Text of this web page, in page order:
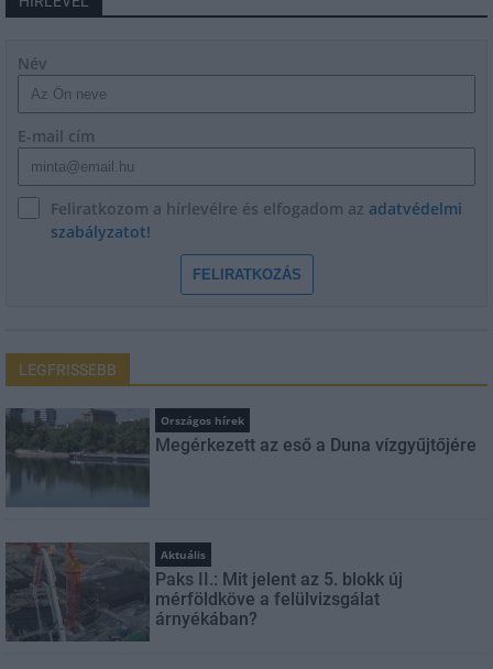
Név
E-mail cím
Feliratkozom a hírlevélre és elfogadom az adatvédelmi
szabályzatot!
FELIRATKOZÁS
LEGFRISSEBB
Országos hírek
Megérkezett az eső a Duna vízgyűjtőjére
Aktuális
Paks II.: Mit jelent az 5. blokk új
mérföldköve a felülvizsgálat
árnyékában?